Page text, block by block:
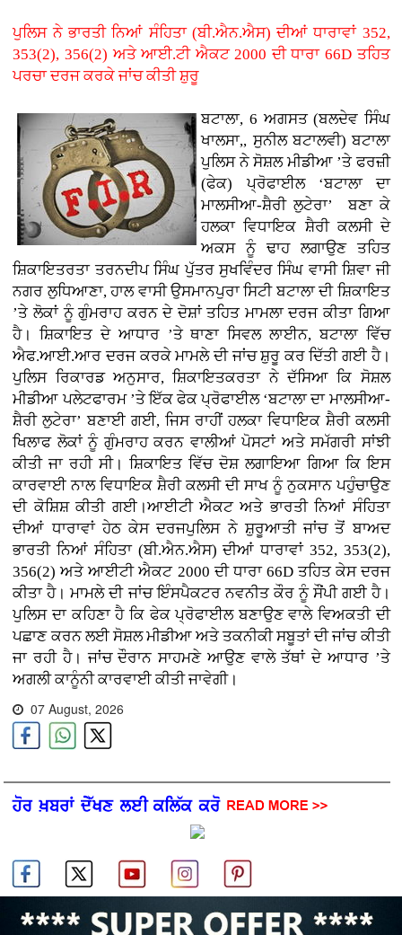
ਪੁਲਿਸ ਨੇ ਭਾਰਤੀ ਨਿਆਂ ਸੰਹਿਤਾ (ਬੀ.ਐਨ.ਐਸ) ਦੀਆਂ ਧਾਰਾਵਾਂ 352,
353(2), 356(2) ਅਤੇ ਆਈ.ਟੀ ਐਕਟ 2000 ਦੀ ਧਾਰਾ 66D ਤਹਿਤ
ਪਰਚਾ ਦਰਜ ਕਰਕੇ ਜਾਂਚ ਕੀਤੀ ਸ਼ੁਰੂ
ਬਟਾਲਾ, 6 ਅਗਸਤ (ਬਲਦੇਵ ਸਿੰਘ
ਖਾਲਸਾ,, ਸੁਨੀਲ ਬਟਾਲਵੀ) ਬਟਾਲਾ
ਪੁਲਿਸ ਨੇ ਸੋਸ਼ਲ ਮੀਡੀਆ ’ਤੇ ਫਰਜ਼ੀ
(ਫੇਕ) ਪ੍ਰੋਫਾਈਲ ‘ਬਟਾਲਾ ਦਾ
ਮਾਲਸੀਆ-ਸ਼ੈਰੀ ਲੁਟੇਰਾ’ ਬਣਾ ਕੇ
ਹਲਕਾ ਵਿਧਾਇਕ ਸ਼ੈਰੀ ਕਲਸੀ ਦੇ
ਅਕਸ ਨੂੰ ਢਾਹ ਲਗਾਉਣ ਤਹਿਤ
ਸ਼ਿਕਾਇਤਰਤਾ ਤਰਨਦੀਪ ਸਿੰਘ ਪੁੱਤਰ ਸੁਖਵਿੰਦਰ ਸਿੰਘ ਵਾਸੀ ਸ਼ਿਵਾ ਜੀ
ਨਗਰ ਲੁਧਿਆਣਾ, ਹਾਲ ਵਾਸੀ ਉਸਮਾਨਪੁਰਾ ਸਿਟੀ ਬਟਾਲਾ ਦੀ ਸ਼ਿਕਾਇਤ
’ਤੇ ਲੋਕਾਂ ਨੂੰ ਗੁੰਮਰਾਹ ਕਰਨ ਦੇ ਦੋਸ਼ਾਂ ਤਹਿਤ ਮਾਮਲਾ ਦਰਜ ਕੀਤਾ ਗਿਆ
ਹੈ। ਸ਼ਿਕਾਇਤ ਦੇ ਆਧਾਰ ’ਤੇ ਥਾਣਾ ਸਿਵਲ ਲਾਈਨ, ਬਟਾਲਾ ਵਿੱਚ
ਐਫ.ਆਈ.ਆਰ ਦਰਜ ਕਰਕੇ ਮਾਮਲੇ ਦੀ ਜਾਂਚ ਸ਼ੁਰੂ ਕਰ ਦਿੱਤੀ ਗਈ ਹੈ।
ਪੁਲਿਸ ਰਿਕਾਰਡ ਅਨੁਸਾਰ, ਸ਼ਿਕਾਇਤਕਰਤਾ ਨੇ ਦੱਸਿਆ ਕਿ ਸੋਸ਼ਲ
ਮੀਡੀਆ ਪਲੇਟਫਾਰਮ ’ਤੇ ਇੱਕ ਫੇਕ ਪ੍ਰੋਫਾਈਲ ‘ਬਟਾਲਾ ਦਾ ਮਾਲਸੀਆ-
ਸ਼ੈਰੀ ਲੁਟੇਰਾ’ ਬਣਾਈ ਗਈ, ਜਿਸ ਰਾਹੀਂ ਹਲਕਾ ਵਿਧਾਇਕ ਸ਼ੈਰੀ ਕਲਸੀ
ਖਿਲਾਫ ਲੋਕਾਂ ਨੂੰ ਗੁੰਮਰਾਹ ਕਰਨ ਵਾਲੀਆਂ ਪੋਸਟਾਂ ਅਤੇ ਸਮੱਗਰੀ ਸਾਂਝੀ
ਕੀਤੀ ਜਾ ਰਹੀ ਸੀ। ਸ਼ਿਕਾਇਤ ਵਿੱਚ ਦੋਸ਼ ਲਗਾਇਆ ਗਿਆ ਕਿ ਇਸ
ਕਾਰਵਾਈ ਨਾਲ ਵਿਧਾਇਕ ਸ਼ੈਰੀ ਕਲਸੀ ਦੀ ਸਾਖ ਨੂੰ ਨੁਕਸਾਨ ਪਹੁੰਚਾਉਣ
ਦੀ ਕੋਸ਼ਿਸ਼ ਕੀਤੀ ਗਈ।ਆਈਟੀ ਐਕਟ ਅਤੇ ਭਾਰਤੀ ਨਿਆਂ ਸੰਹਿਤਾ
ਦੀਆਂ ਧਾਰਾਵਾਂ ਹੇਠ ਕੇਸ ਦਰਜਪੁਲਿਸ ਨੇ ਸ਼ੁਰੂਆਤੀ ਜਾਂਚ ਤੋਂ ਬਾਅਦ
ਭਾਰਤੀ ਨਿਆਂ ਸੰਹਿਤਾ (ਬੀ.ਐਨ.ਐਸ) ਦੀਆਂ ਧਾਰਾਵਾਂ 352, 353(2),
356(2) ਅਤੇ ਆਈਟੀ ਐਕਟ 2000 ਦੀ ਧਾਰਾ 66D ਤਹਿਤ ਕੇਸ ਦਰਜ
ਕੀਤਾ ਹੈ। ਮਾਮਲੇ ਦੀ ਜਾਂਚ ਇੰਸਪੈਕਟਰ ਨਵਨੀਤ ਕੌਰ ਨੂੰ ਸੌਂਪੀ ਗਈ ਹੈ।
ਪੁਲਿਸ ਦਾ ਕਹਿਣਾ ਹੈ ਕਿ ਫੇਕ ਪ੍ਰੋਫਾਈਲ ਬਣਾਉਣ ਵਾਲੇ ਵਿਅਕਤੀ ਦੀ
ਪਛਾਣ ਕਰਨ ਲਈ ਸੋਸ਼ਲ ਮੀਡੀਆ ਅਤੇ ਤਕਨੀਕੀ ਸਬੂਤਾਂ ਦੀ ਜਾਂਚ ਕੀਤੀ
ਜਾ ਰਹੀ ਹੈ। ਜਾਂਚ ਦੌਰਾਨ ਸਾਹਮਣੇ ਆਉਣ ਵਾਲੇ ਤੱਥਾਂ ਦੇ ਆਧਾਰ ’ਤੇ
ਅਗਲੀ ਕਾਨੂੰਨੀ ਕਾਰਵਾਈ ਕੀਤੀ ਜਾਵੇਗੀ।
07 August, 2026